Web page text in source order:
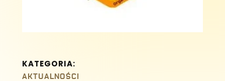
KATEGORIA:
AKTUALNOŚCI